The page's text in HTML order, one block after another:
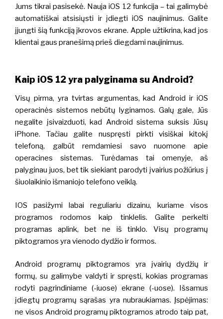
Jums tikrai pasisekė. Nauja iOS 12 funkcija – tai galimybė
automatiškai atsisiųsti ir įdiegti iOS naujinimus. Galite
įjungti šią funkciją įkrovos ekrane. Apple užtikrina, kad jos
klientai gaus pranešimą prieš diegdami naujinimus.
Kaip iOS 12 yra palyginama su Android?
Visų pirma, yra tvirtas argumentas, kad Android ir iOS
operacinės sistemos nebūtų lyginamos. Galų gale, Jūs
negalite įsivaizduoti, kad Android sistema suksis Jūsų
iPhone. Tačiau galite nuspręsti pirkti visiškai kitokį
telefoną, galbūt remdamiesi savo nuomone apie
operacines sistemas. Turėdamas tai omenyje, aš
palyginau juos, bet tik siekiant parodyti įvairius požiūrius į
šiuolaikinio išmaniojo telefono veiklą.
IOS pasižymi labai reguliariu dizainu, kuriame visos
programos rodomos kaip tinklelis. Galite perkelti
programas aplink, bet ne iš tinklo.
Visų programų
piktogramos yra vienodo dydžio ir formos.
Android programų piktogramos yra įvairių dydžių ir
formų, su galimybe valdyti ir spręsti, kokias programas
rodyti pagrindiniame (-iuose) ekrane (-uose). Išsamus
įdiegtų programų sąrašas yra nubraukiamas.
Įspėjimas:
ne visos Android programų piktogramos atrodo taip pat,